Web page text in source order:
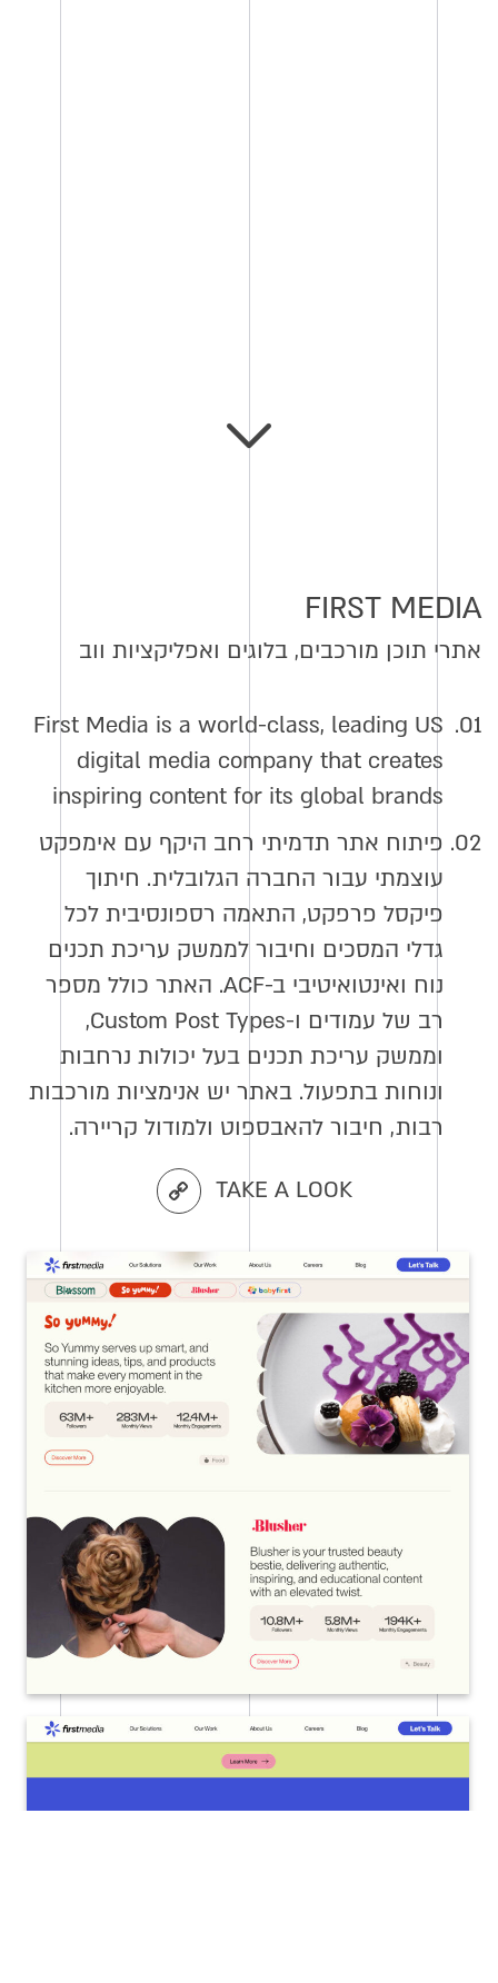
FIRST MEDIA
אתרי תוכן מורכבים, בלוגים ואפליקציות ווב
01.
First Media is a world-class, leading US
digital media company that creates
inspiring content for its global brands
02. פיתוח אתר תדמיתי רחב היקף עם אימפקט
עוצמתי עבור החברה הגלובלית. חיתוך
פיקסל פרפקט, התאמה רספונסיבית לכל
גדלי המסכים וחיבור לממשק עריכת תכנים
נוח ואינטואיטיבי ב-ACF. האתר כולל מספר
רב של עמודים ו-Custom Post Types,
וממשק עריכת תכנים בעל יכולות נרחבות
ונוחות בתפעול. באתר יש אנימציות מורכבות
רבות, חיבור להאבספוט ולמודול קריירה.
TAKE A LOOK